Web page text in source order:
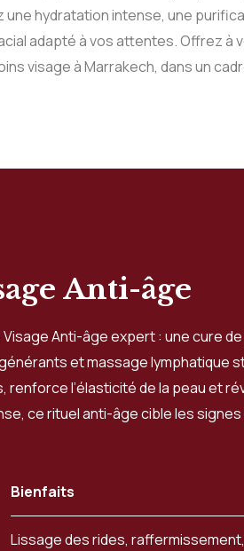
hydratation intense, une
adapté à vos attentes. Offrez à
visage à Marrakech, dans un
Anti-âge
Anti-âge expert : une cure
et massage lymphatique
renforce l’élasticité de la peau et
ce rituel anti-âge cible les
Bienfaits
Lissage des rides,